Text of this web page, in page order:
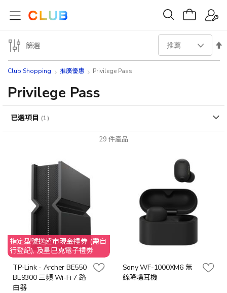
Club Shopping 推廣優惠 Privilege Pass
Privilege Pass
29 件產品
設
序
方
指定型號送超市現金禮券 (需自
行登記), 及星巴克電子禮劵
TP-Link - Archer BE550
BE9300 三頻 Wi-Fi 7 路
由器
Sony WF-1000XM6 無
線降噪耳機
篩選
已選項目